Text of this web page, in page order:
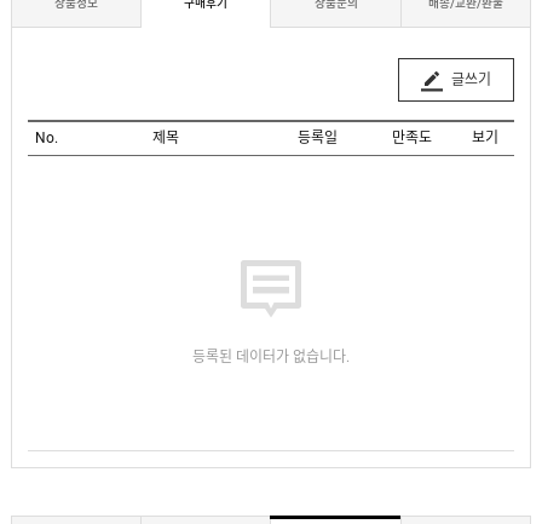
상품정보 구매후기 상품문의 배송/교환/환불
글쓰기
No. 제목 등록일 만족도 보기
등록된 데이터가 없습니다.